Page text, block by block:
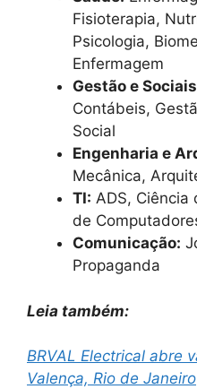
Fisioterapia,
Psicologia,
Enfermagem
Gestão e
Contábeis,
Social
Engenharia e
Mecânica,
TI: ADS, Ciência
de
Comunicação:
Propaganda
Leia também:
BRVAL Electrical abre
Valença, Rio de Janeiro